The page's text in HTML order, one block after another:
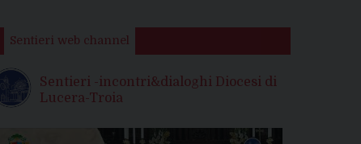
Sentieri web channel
Sentieri -incontri&dialoghi Diocesi di
Lucera-Troia